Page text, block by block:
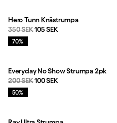
Hero Tunn Knästrumpa
Originalpris:
350 SEKReapris:
105 SEK
Rea:
70%
Everyday No Show Strumpa 2pk
Originalpris:
200 SEKReapris:
100 SEK
Rea:
50%